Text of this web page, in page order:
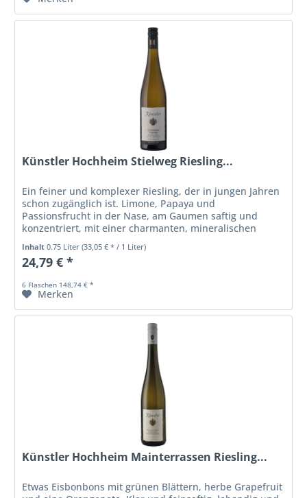
Künstler Hochheim Stielweg Riesling...
Ein feiner und komplexer Riesling, der in jungen Jahren
schon zugänglich ist. Limone, Papaya und
Passionsfrucht in der Nase, am Gaumen saftig und
konzentriert, mit einer charmanten, mineralischen
Säure und schmelzigem, langen Abgang. Die...
Inhalt0.75 Liter(33,05 € * / 1 Liter)
24,79 € *
6 Flaschen 148,74 € *
Merken
Künstler Hochheim Mainterrassen Riesling...
Etwas Eisbonbons mit grünen Blättern, herbe Grapefruit